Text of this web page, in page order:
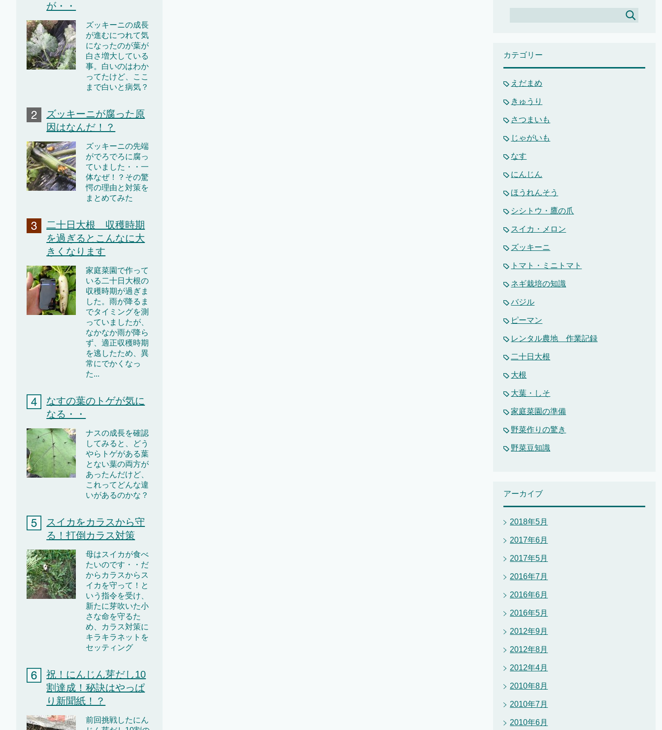
が・・
ズッキーニの成長
が進むにつれて気
になったのが葉が
白さ増大している
事。白いのはわか
ってたけど、ここ
まで白いと病気？
ズッキーニが腐った原
因はなんだ！？
ズッキーニの先端
がでろでろに腐っ
ていました・・一
体なぜ！？その驚
愕の理由と対策を
まとめてみた
二十日大根 収穫時期
を過ぎるとこんなに大
きくなります
家庭菜園で作って
いる二十日大根の
収穫時期が過ぎま
した。雨が降るま
でタイミングを測
っていましたが、
なかなか雨が降ら
ず、適正収穫時期
を逃したため、異
常にでかくなっ
た...
なすの葉のトゲが気に
なる・・
ナスの成長を確認
してみると、どう
やらトゲがある葉
とない葉の両方が
あったんだけど、
これってどんな違
いがあるのかな？
スイカをカラスから守
る！打倒カラス対策
母はスイカが食べ
たいのです・・だ
からカラスからス
イカを守って！と
いう指令を受け、
新たに芽吹いた小
さな命を守るた
め、カラス対策に
キラキラネットを
セッティング
祝！にんじん芽だし10
割達成！秘訣はやっぱ
り新聞紙！？
前回挑戦したにん
カテゴリー
えだまめ
きゅうり
さつまいも
じゃがいも
なす
にんじん
ほうれんそう
シシトウ・鷹の爪
スイカ・メロン
ズッキーニ
トマト・ミニトマト
ネギ栽培の知識
バジル
ピーマン
レンタル農地 作業記録
二十日大根
大根
大葉・しそ
家庭菜園の準備
野菜作りの驚き
野菜豆知識
アーカイブ
2018年5月
2017年6月
2017年5月
2016年7月
2016年6月
2016年5月
2012年9月
2012年8月
2012年4月
2010年8月
2010年7月
2010年6月